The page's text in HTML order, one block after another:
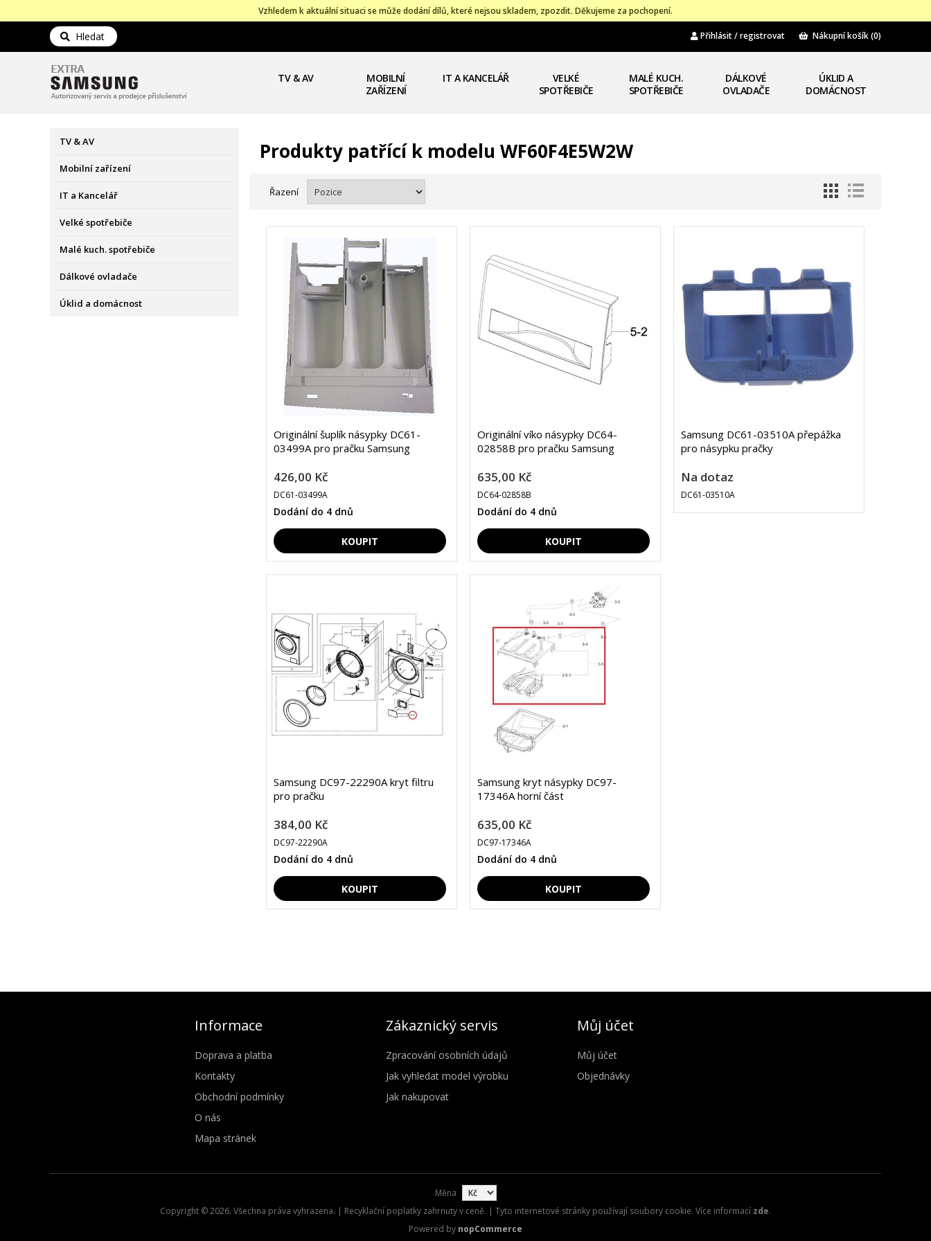
Vzhledem k aktuální situaci se může dodání dílů, které nejsou skladem, zpozdit. Děkujeme za pochopení.
Hledat Přihlásit / registrovat Nákupní košík(0)
TV & AV
MOBILNÍ
ZAŘÍZENÍ
IT A KANCELÁŘ
VELKÉ
SPOTŘEBIČE
MALÉ KUCH.
SPOTŘEBIČE
DÁLKOVÉ
OVLADAČE
ÚKLID A
DOMÁCNOST
TV & AV
Mobilní zařízení
IT a Kancelář
Velké spotřebiče
Malé kuch. spotřebiče
Dálkové ovladače
Úklid a domácnost
Produkty patřící k modelu WF60F4E5W2W
Řazení
Originální šuplík násypky DC61-
03499A pro pračku Samsung
426,00 Kč
DC61-03499A
Dodání do 4 dnů
Originální víko násypky DC64-
02858B pro pračku Samsung
635,00 Kč
DC64-02858B
Dodání do 4 dnů
Samsung DC61-03510A přepážka
pro násypku pračky
Na dotaz
DC61-03510A
Samsung DC97-22290A kryt filtru
pro pračku
384,00 Kč
DC97-22290A
Dodání do 4 dnů
Samsung kryt násypky DC97-
17346A horní část
635,00 Kč
DC97-17346A
Dodání do 4 dnů
Informace
Doprava a platba
Kontakty
Obchodní podmínky
O nás
Mapa stránek
Zákaznický servis
Zpracování osobních údajů
Jak vyhledat model výrobku
Jak nakupovat
Můj účet
Můj účet
Objednávky
Měna
Copyright © 2026. Všechna práva vyhrazena. | Recyklační poplatky zahrnuty v ceně. | Tyto internetové stránky používají soubory cookie. Více informací zde.
Powered by nopCommerce